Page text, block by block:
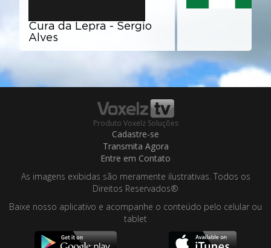
Cura da Lepra - Sergio
Alves
Produto Voxelz Soluções
Cadastre-se
Transmita Agora
Entre em Contato
As imagens exibidas são meramente ilustrativas. Todos os
Direitos Reservados®
Baixe nosso aplicativo e acompanhe o conteúdo pelo celular ou
tablet